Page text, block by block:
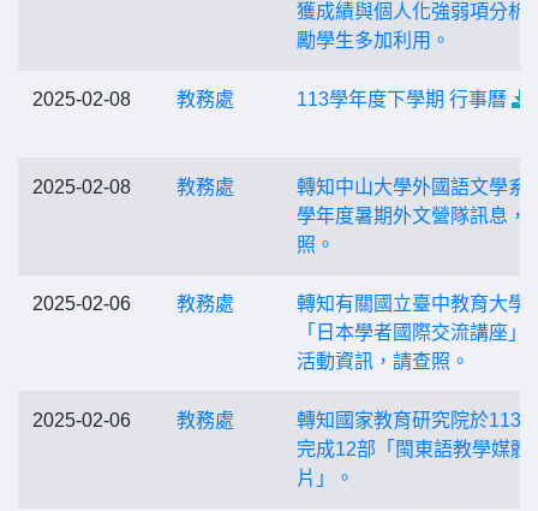
獲成績與個人化強弱項分析
勵學生多加利用。
2025-02-08 教務處 113學年度下學期 行事曆
2025-02-08 教務處
轉知中山大學外國語文學系
學年度暑期外文營隊訊息，
照。
2025-02-06 教務處
轉知有關國立臺中教育大學
「日本學者國際交流講座」
活動資訊，請查照。
2025-02-06 教務處
轉知國家教育研究院於113
完成12部「閩東語教學媒體
片」。